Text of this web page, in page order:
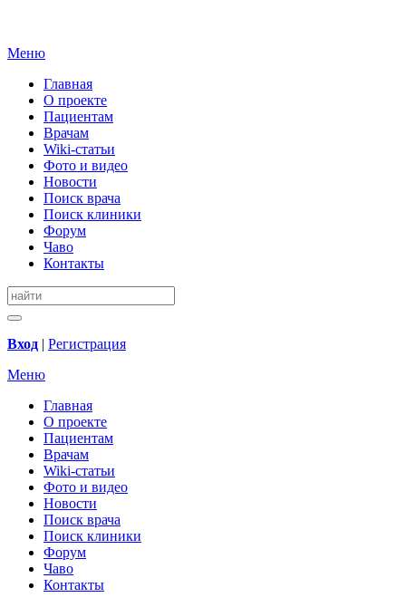
Меню
Главная
О проекте
Пациентам
Врачам
Wiki-статьи
Фото и видео
Новости
Поиск врача
Поиск клиники
Форум
Чаво
Контакты
Вход | Регистрация
Меню
Главная
О проекте
Пациентам
Врачам
Wiki-статьи
Фото и видео
Новости
Поиск врача
Поиск клиники
Форум
Чаво
Контакты